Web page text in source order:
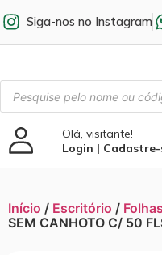
Siga-nos no Instagram
Olá, visitante!
Login | Cadastre-
Início / Escritório /
SEM CANHOTO C/ 50